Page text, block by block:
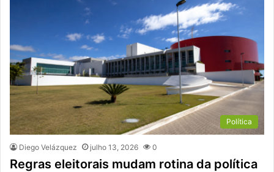
Política
Diego Velázquez julho 13, 2026 0
Regras eleitorais mudam rotina da política